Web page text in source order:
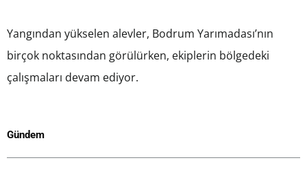
Yangından yükselen alevler, Bodrum Yarımadası’nın
birçok noktasından görülürken, ekiplerin bölgedeki
çalışmaları devam ediyor.
Gündem